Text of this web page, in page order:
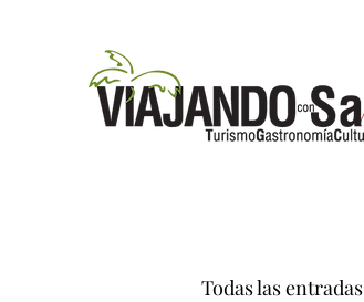
Todas las entradas